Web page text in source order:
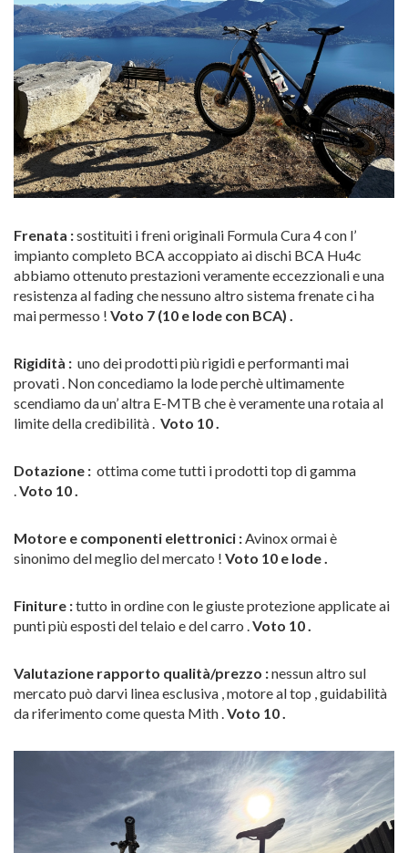
Frenata :sostituiti i freni originali Formula Cura 4 con l’
impianto completo BCA accoppiato ai dischi BCA Hu4c
abbiamo ottenuto prestazioni veramente eccezzionali e una
resistenza al fading che nessuno altro sistema frenate ci ha
mai permesso ! Voto 7 (10 e lode con BCA) .
Rigidità : uno dei prodotti più rigidi e performanti mai
provati . Non concediamo la lode perchè ultimamente
scendiamo da un’ altra E-MTB che è veramente una rotaia al
limite della credibilità . Voto 10 .
Dotazione : ottima come tutti i prodotti top di gamma
.Voto 10 .
Motore e componenti elettronici :Avinox ormai è
sinonimo del meglio del mercato ! Voto 10 e lode .
Finiture :tutto in ordine con le giuste protezione applicate ai
punti più esposti del telaio e del carro .Voto 10 .
Valutazione rapporto qualità/prezzo :nessun altro sul
mercato può darvi linea esclusiva , motore al top , guidabilità
da riferimento come questa Mith .Voto 10 .